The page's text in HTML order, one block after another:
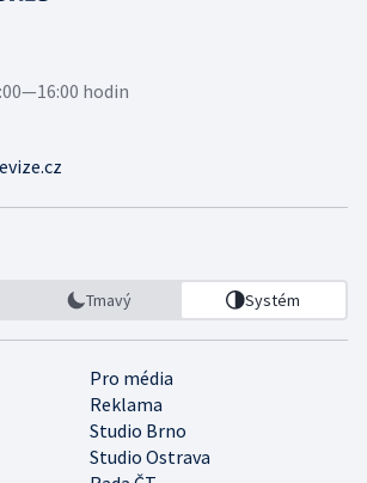
hodin
Tmavý Systém
Pro média
Reklama
Studio Brno
Studio Ostrava